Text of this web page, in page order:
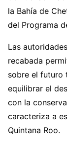
la Bahía de
del Programa
Las
recabada
sobre el futuro
equilibrar el
con la
caracteriza a
Quintana Roo.